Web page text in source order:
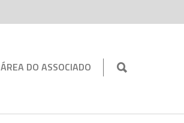
ÁREA DO ASSOCIADO